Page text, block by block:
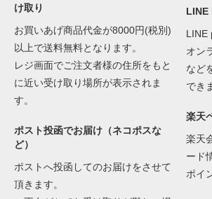
け取り
お買いあげ商品代金が8000円(税別)
以上で送料無料となります。
レジ画面でご注文者様の住所をもと
に近い受け取り場所が表示されま
す。
ポスト投函でお届け（ネコポスな
ど）
ポストへ投函してのお届けをさせて
頂きます。
LINE
LINE
オン
など
でき
楽天
楽天
ード
ポイ